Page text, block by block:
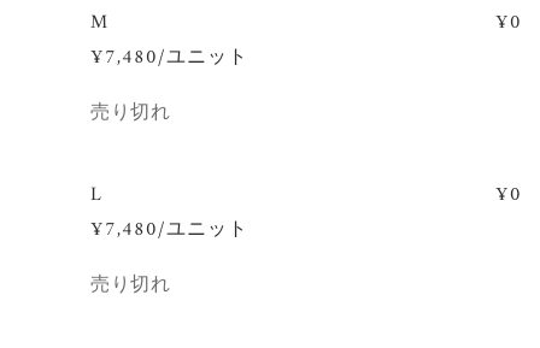
M
¥7,480/ユニット
¥0
数
売り切れ
L
¥7,480/ユニット
¥0
数
売り切れ